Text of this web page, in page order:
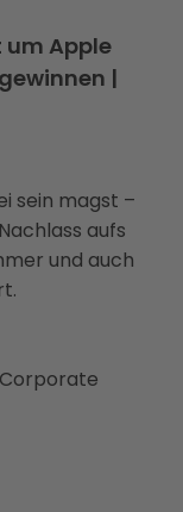
um Apple
|
sein magst –
aufs
und auch